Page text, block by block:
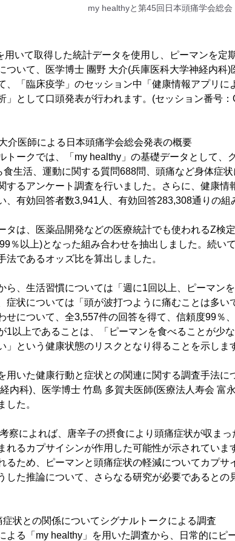
my healthyと第45回日本頭痛学会総会
用いて取得した統計データを使用し、ピーマンを定
ついて、医学博士 團野 大介(兵庫医科大学神経内科
、「臨床疫学」のセッション中「健康情報アプリに
」として口頭発表が行われます。(セッション番号：
介医師による日本頭痛学会総会発表の概要
トークでは、「my healthy」の基礎データとして、
食生活、運動に関する質問688問、頭痛など身体症
するアンケート調査を行いました。さらに、健康情
、有効回答者数3,941人、有効回答283,308通りの組
タは、医薬品開発などの医療統計でも使われるZ検
％以上)となった組み合わせを抽出しました。続い
法であるオッズ比を算出しました。
ら、生活習慣については「週に1回以上、ピーマン
症状については「頭が波打つように痛むことは多
せについて、全3,557件の回答を得て、信頼度99％
1以上であることは、「ピーマンを食べることが少
」という健康状態のリスクとなり得ることを示しま
用いた健康行動と症状との関連に関する調査手法に
内科)、医学博士 竹島 多賀夫医師(医療法人寿会 富
した。
察によれば、唐辛子の摂食により頭痛症状が収ま
れるカプサイシンが作用した可能性が示されてい
るため、ピーマンと頭痛症状の軽減についてカプサ
した推論について、さらなる研究が必要であるとの
状との関係についてシグナルトークによる調査
よる「my healthy」を用いた調査から、日常的にピ